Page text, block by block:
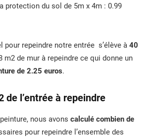
protection du sol de 5m x 4m : 0.99
pour repeindre notre entrée s’élève à 40
m2 de mur à repeindre ce qui donne un
de 2.25 euros.
de l’entrée à repeindre
nous avons calculé combien de
pour repeindre l’ensemble des